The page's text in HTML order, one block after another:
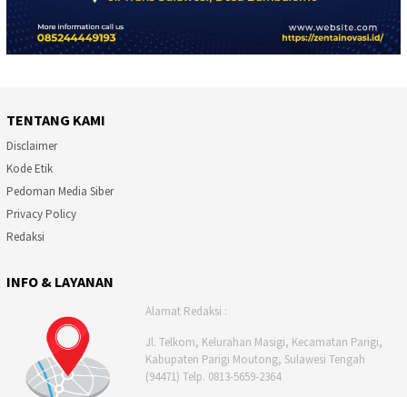
TENTANG KAMI
Disclaimer
Kode Etik
Pedoman Media Siber
Privacy Policy
Redaksi
INFO & LAYANAN
Alamat Redaksi :
Jl. Telkom, Kelurahan Masigi, Kecamatan Parigi,
Kabupaten Parigi Moutong, Sulawesi Tengah
(94471) Telp. 0813-5659-2364